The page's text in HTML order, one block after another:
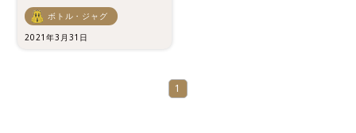
とおすすめマグ10点を一挙紹
介！ ボトル・ジャグ
2021年3月31日
1